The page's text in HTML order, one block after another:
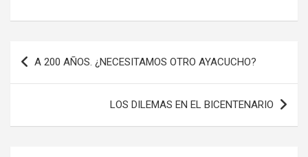
A 200 AÑOS. ¿NECESITAMOS OTRO AYACUCHO?
LOS DILEMAS EN EL BICENTENARIO